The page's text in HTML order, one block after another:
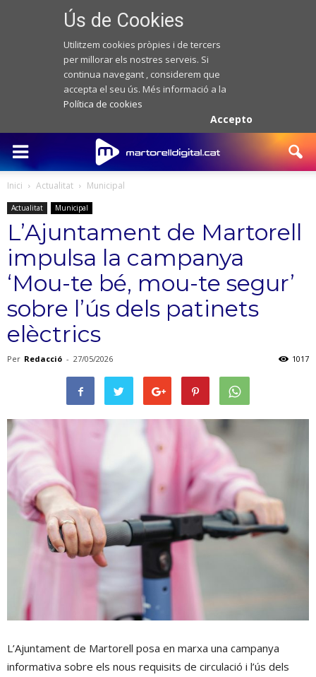
Ús de Cookies
Utilitzem cookies pròpies i de tercers
per millorar els nostres serveis. Si
continua navegant , considerem que
accepta el seu ús. Més informació a la
Política de cookies
Accepto
Inici Actualitat Municipal
Actualitat Municipal
L’Ajuntament de Martorell
impulsa la campanya
‘Mou-te bé, mou-te segur’
sobre l’ús dels patinets
elèctrics
Per Redacció - 27/05/2026 1017
L’Ajuntament de Martorell posa en marxa una campanya
informativa sobre els nous requisits de circulació i l’ús dels